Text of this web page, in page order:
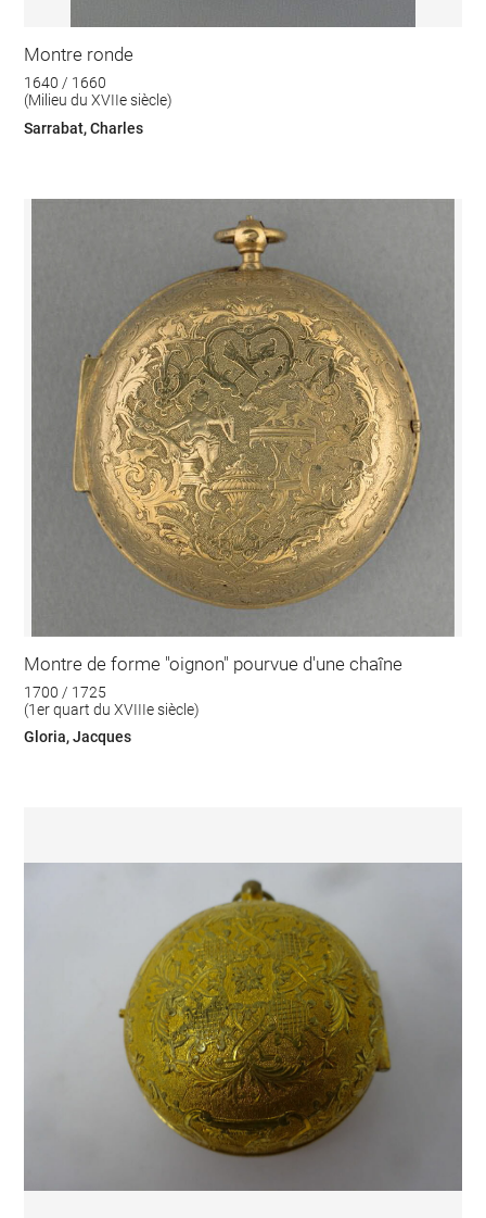
Montre ronde
1640 / 1660
(Milieu du XVIIe siècle)
Sarrabat, Charles
Montre de forme "oignon" pourvue d'une chaîne
1700 / 1725
(1er quart du XVIIIe siècle)
Gloria, Jacques